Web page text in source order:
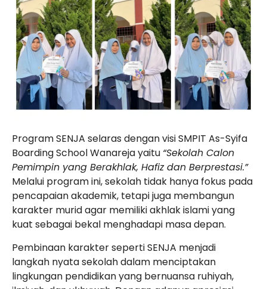
Program SENJA selaras dengan visiSMPIT As-Syifa
Boarding School Wanarejayaitu “Sekolah Calon
Pemimpin yang Berakhlak, Hafiz dan Berprestasi.”
Melalui program ini, sekolah tidak hanya fokus pada
pencapaian akademik, tetapi juga membangun
karakter murid agar memiliki akhlak islami yang
kuat sebagai bekal menghadapi masa depan.
Pembinaan karakter seperti SENJA menjadi
langkah nyata sekolah dalam menciptakan
lingkungan pendidikan yang bernuansa ruhiyah,